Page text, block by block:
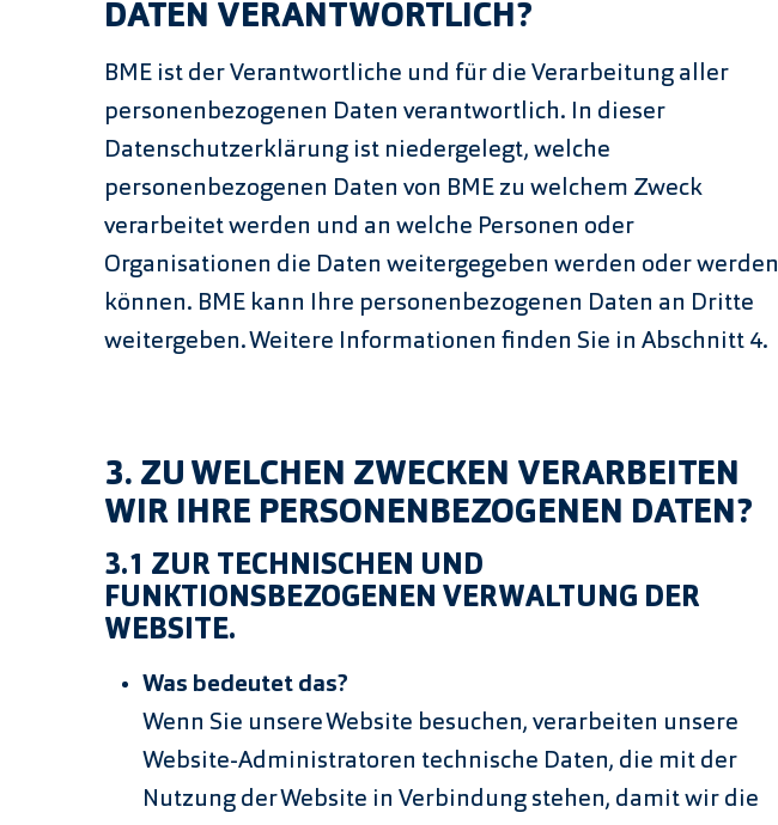
DATEN VERANTWORTLICH?
BME ist der Verantwortliche und für die Verarbeitung aller
personenbezogenen Daten verantwortlich. In dieser
Datenschutzerklärung ist niedergelegt, welche
personenbezogenen Daten von BME zu welchem Zweck
verarbeitet werden und an welche Personen oder
Organisationen die Daten weitergegeben werden oder werden
können. BME kann Ihre personenbezogenen Daten an Dritte
weitergeben. Weitere Informationen finden Sie in Abschnitt 4.
3. ZU WELCHEN ZWECKEN VERARBEITEN
WIR IHRE PERSONENBEZOGENEN DATEN?
3.1 ZUR TECHNISCHEN UND
FUNKTIONSBEZOGENEN VERWALTUNG DER
WEBSITE.
Was bedeutet das?
Wenn Sie unsere Website besuchen, verarbeiten unsere
Website-Administratoren technische Daten, die mit der
Nutzung der Website in Verbindung stehen, damit wir die